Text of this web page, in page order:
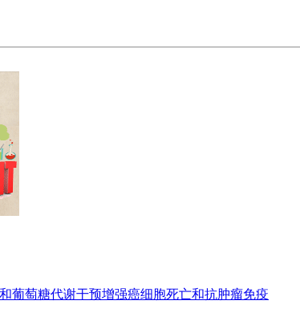
葡萄糖代谢干预增强癌细胞死亡和抗肿瘤免疫